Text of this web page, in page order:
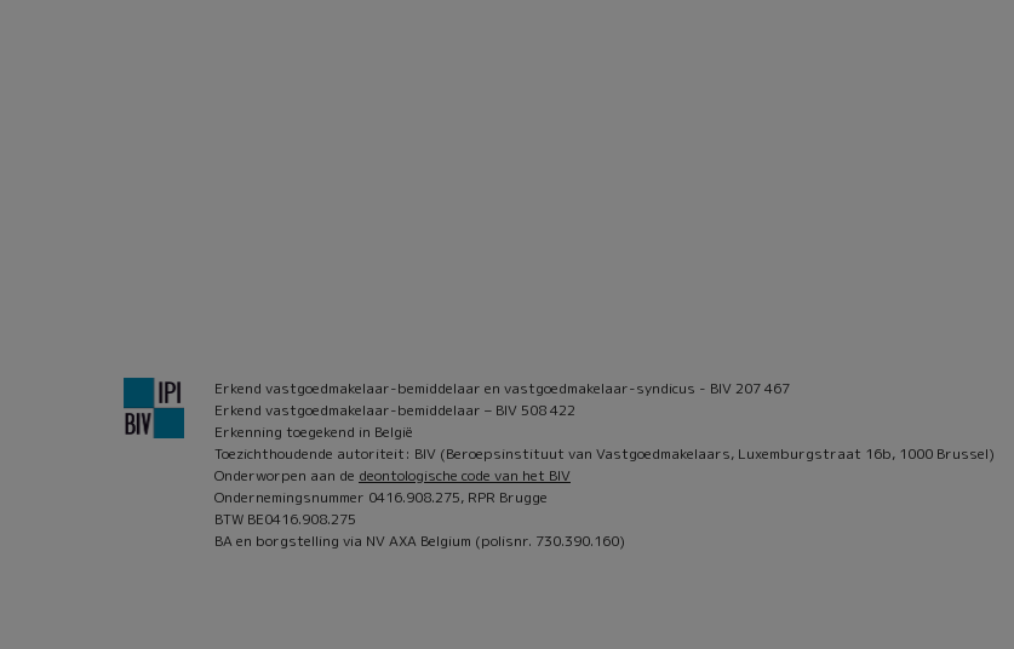
Erkend vastgoedmakelaar-bemiddelaar en vastgoedmakelaar-syndicus - BIV 207 467
Erkend vastgoedmakelaar-bemiddelaar – BIV 508 422
Erkenning toegekend in België
Toezichthoudende autoriteit: BIV (Beroepsinstituut van Vastgoedmakelaars, Luxemburgstraat 16b, 1000 Brussel)
Onderworpen aan de deontologische code van het BIV
Ondernemingsnummer 0416.908.275, RPR Brugge
BTW BE0416.908.275
BA en borgstelling via NV AXA Belgium (polisnr. 730.390.160)